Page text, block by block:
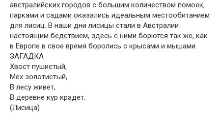
австралийских городов с большим количеством помоек,
парками и садами оказались идеальным местообитанием
для лисиц. В наши дни лисицы стали в Австралии
настоящим бедствием, здесь с ними борются так же, как
в Европе в свое время боролись с крысами и мышами.
ЗАГАДКА
Хвост пушистый,
Мех золотистый,
В лесу живет,
В деревне кур крадет.
(Лисица)